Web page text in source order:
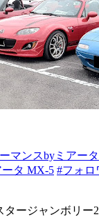
マンスbyミアータ
ータ MX-5 #フォロ
ージャンボリー